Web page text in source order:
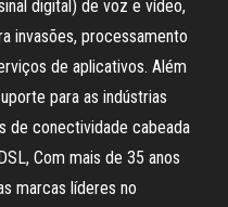
digital) de voz e vídeo,
invasões, processamento
de aplicativos. Além
para as indústrias
de conectividade cabeada
Com mais de 35 anos
marcas líderes no